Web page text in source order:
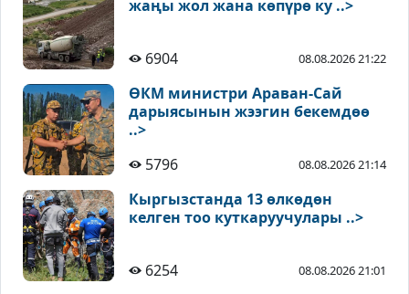
жаңы жол жана көпүрө ку ..>
6904 08.08.2026 21:22
ӨКМ министри Араван-Сай
дарыясынын жээгин бекемдөө
..>
5796
08.08.2026 21:14
Кыргызстанда 13 өлкөдөн
келген тоо куткаруучулары ..>
6254 08.08.2026 21:01